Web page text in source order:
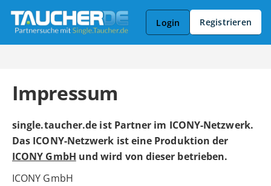
Login Registrieren
Impressum
single.taucher.de ist Partner im ICONY-Netzwerk.
Das ICONY-Netzwerk ist eine Produktion der
ICONY GmbH und wird von dieser betrieben.
ICONY GmbH